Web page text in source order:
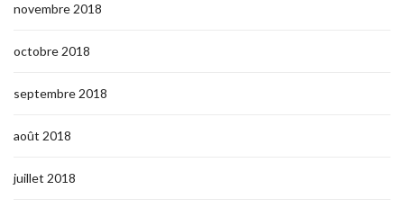
novembre 2018
octobre 2018
septembre 2018
août 2018
juillet 2018